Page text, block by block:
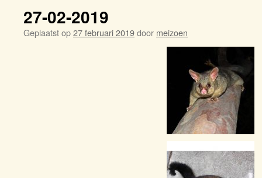
27-02-2019
Geplaatst op27 februari 2019door meizoen